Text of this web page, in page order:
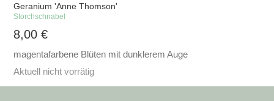
Geranium 'Anne Thomson'
Storchschnabel
8,00€
magentafarbene Blüten mit dunklerem Auge
Aktuell nicht vorrätig